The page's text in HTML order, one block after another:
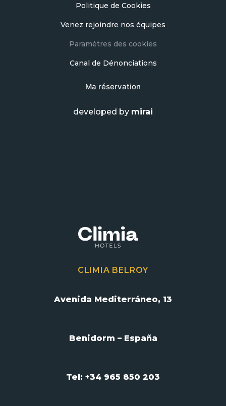
Politique de Cookies
Venez rejoindre nos équipes
Paramètres des cookies
Canal de Dénonciations
Ma réservation
developed by mirai
CLIMIA BELROY
Avenida Mediterráneo, 13
Benidorm – España
Tel: +34 965 850 203